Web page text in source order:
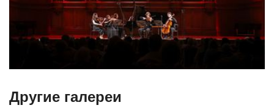
Другие галереи